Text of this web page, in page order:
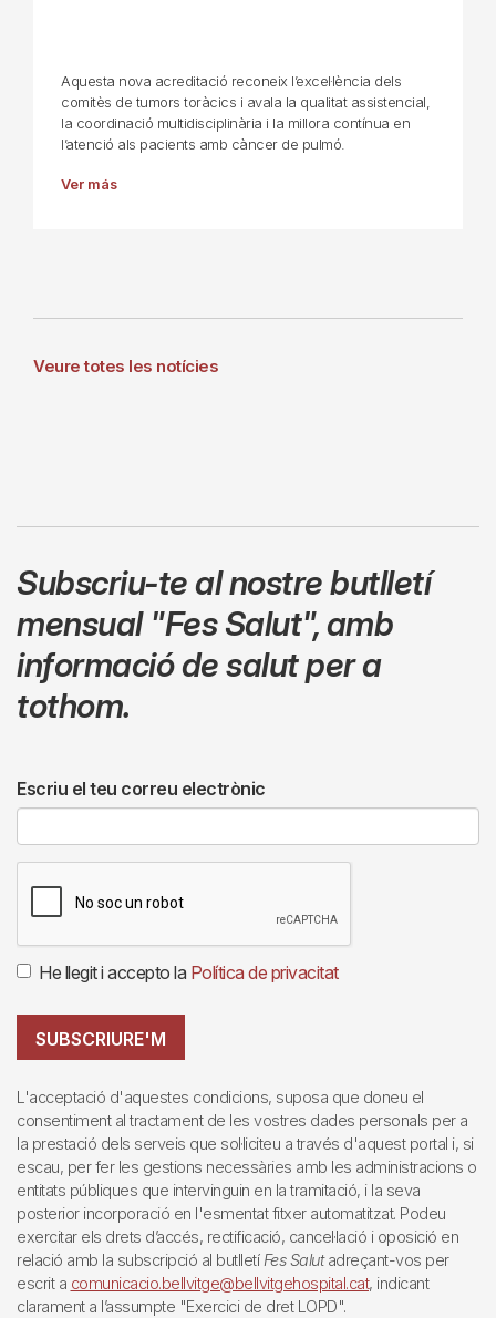
Aquesta nova acreditació reconeix l’excel·lència dels
comitès de tumors toràcics i avala la qualitat assistencial,
la coordinació multidisciplinària i la millora contínua en
l’atenció als pacients amb càncer de pulmó.
Ver más
Veure totes les notícies
Subscriu-te al nostre butlletí
mensual "Fes Salut",amb
informació de salut per a
tothom.
Escriu el teu correu electrònic
He llegit i accepto la Política de privacitat
SUBSCRIURE'M
L'acceptació d'aquestes condicions, suposa que doneu el
consentiment al tractament de les vostres dades personals per a
la prestació dels serveis que sol·liciteu a través d'aquest portal i, si
escau, per fer les gestions necessàries amb les administracions o
entitats públiques que intervinguin en la tramitació, i la seva
posterior incorporació en l'esmentat fitxer automatitzat. Podeu
exercitar els drets d’accés, rectificació, cancel·lació i oposició en
relació amb la subscripció al butlletí Fes Salutadreçant-vos per
escrit a comunicacio.bellvitge@bellvitgehospital.cat, indicant
clarament a l’assumpte "Exercici de dret LOPD".